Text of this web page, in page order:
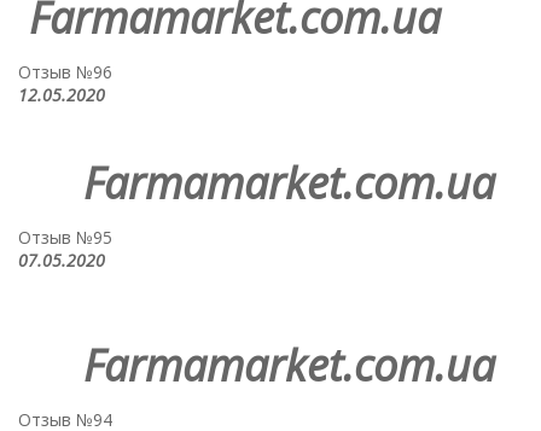
Farmamarket.com.ua
Отзыв №96
12.05.2020
Farmamarket.com.ua
Отзыв №95
07.05.2020
Farmamarket.com.ua
Отзыв №94